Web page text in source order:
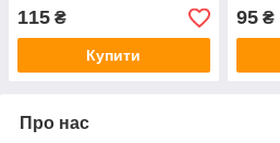
115 ₴
Купити
95₴
Про нас